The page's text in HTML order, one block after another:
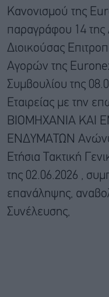
Κανονισμού της
παραγράφου 14 της
Διοικούσας
Αγορών της
Συμβουλίου της
Εταιρείας με την
ΒΙΟΜΗΧΑΝΙΑ ΚΑΙ
ΕΝΔΥΜΑΤΩΝ
Ετήσια Τακτική
της 02.06.2026 ,
επανάληψης,
Συνέλευσης,